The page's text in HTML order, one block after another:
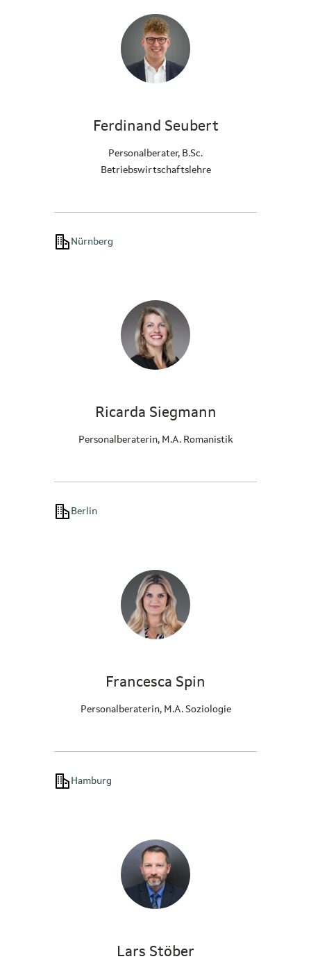
Ferdinand Seubert
Personalberater, B.Sc.
Betriebswirtschaftslehre
Nürnberg
Ricarda Siegmann
Personalberaterin, M.A. Romanistik
Berlin
Francesca Spin
Personalberaterin, M.A. Soziologie
Hamburg
Lars Stöber